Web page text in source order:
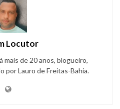
Locutor
mais de 20 anos, blogueiro,
por Lauro de Freitas-Bahia.